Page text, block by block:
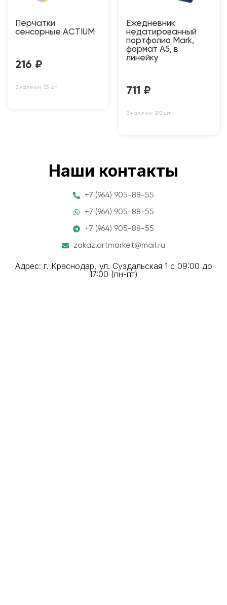
Перчатки
сенсорные ACTIUM
216 ₽
В наличии: 33 шт
Ежедневник
недатированный
портфолио Mark,
формат А5, в
линейку
711 ₽
В наличии: 292 шт
Наши контакты
+7 (964) 905-88-55
+7 (964) 905-88-55
+7 (964) 905-88-55
zakaz.artmarket@mail.ru
Адрес: г. Краснодар, ул. Суздальская 1 с 09:00 до
17:00 (пн-пт)